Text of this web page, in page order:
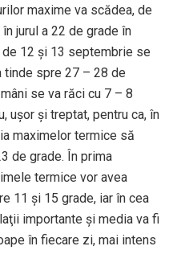
maxime va scădea, de
jurul a 22 de grade în
12 şi 13 septembrie se
tinde spre 27 – 28 de
se va răci cu 7 – 8
uşor şi treptat, pentru ca, în
maximelor termice să
de grade. În prima
termice vor avea
11 şi 15 grade, iar în cea
importante şi media va fi
în fiecare zi, mai intens